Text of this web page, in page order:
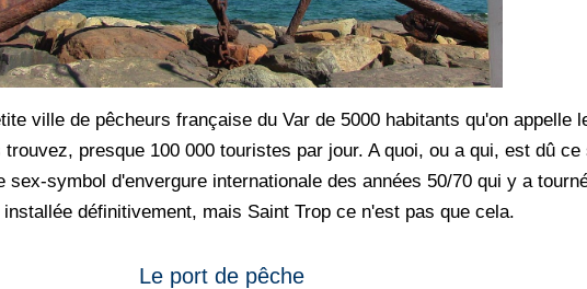
ville de pêcheurs française du Var de 5000 habitants qu'on appelle
presque 100 000 touristes par jour. A quoi, ou a qui, est dû
symbol d'envergure internationale des années 50/70 qui y a
définitivement, mais Saint Trop ce n'est pas que cela.
Le port de pêche